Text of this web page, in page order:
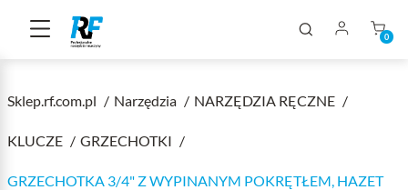
0
Sklep.rf.com.pl Narzędzia NARZĘDZIA RĘCZNE
KLUCZE GRZECHOTKI
GRZECHOTKA 3/4" Z WYPINANYM POKRĘTŁEM, HAZET